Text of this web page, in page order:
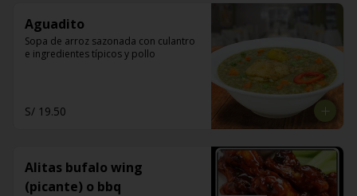
Aguadito
Sopa de arroz sazonada con culantro
e ingredientes típicos y pollo
S/ 19.50
Alitas bufalo wing
(picante) o bbq